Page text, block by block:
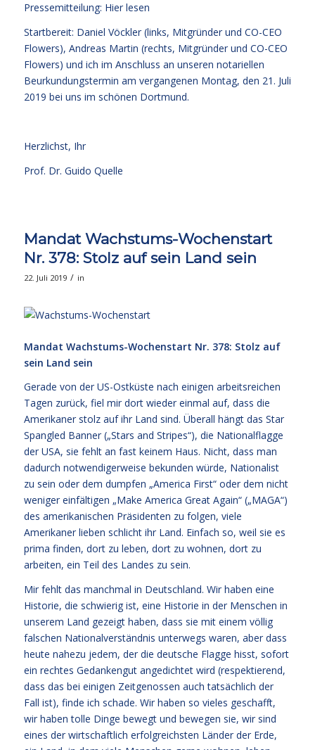
Pressemitteilung: Hier lesen
Startbereit: Daniel Vöckler (links, Mitgründer und CO-CEO
Flowers), Andreas Martin (rechts, Mitgründer und CO-CEO
Flowers) und ich im Anschluss an unseren notariellen
Beurkundungstermin am vergangenen Montag, den 21. Juli
2019 bei uns im schönen Dortmund.
Herzlichst, Ihr
Prof. Dr. Guido Quelle
Mandat Wachstums-Wochenstart
Nr. 378: Stolz auf sein Land sein
22. Juli 2019 / in
Mandat Wachstums-Wochenstart Nr. 378: Stolz auf
sein Land sein
Gerade von der US-Ostküste nach einigen arbeitsreichen
Tagen zurück, fiel mir dort wieder einmal auf, dass die
Amerikaner stolz auf ihr Land sind. Überall hängt das Star
Spangled Banner („Stars and Stripes“), die Nationalflagge
der USA, sie fehlt an fast keinem Haus. Nicht, dass man
dadurch notwendigerweise bekunden würde, Nationalist
zu sein oder dem dumpfen „America First“ oder dem nicht
weniger einfältigen „Make America Great Again“ („MAGA“)
des amerikanischen Präsidenten zu folgen, viele
Amerikaner lieben schlicht ihr Land. Einfach so, weil sie es
prima finden, dort zu leben, dort zu wohnen, dort zu
arbeiten, ein Teil des Landes zu sein.
Mir fehlt das manchmal in Deutschland. Wir haben eine
Historie, die schwierig ist, eine Historie in der Menschen in
unserem Land gezeigt haben, dass sie mit einem völlig
falschen Nationalverständnis unterwegs waren, aber dass
heute nahezu jedem, der die deutsche Flagge hisst, sofort
ein rechtes Gedankengut angedichtet wird (respektierend,
dass das bei einigen Zeitgenossen auch tatsächlich der
Fall ist), finde ich schade. Wir haben so vieles geschafft,
wir haben tolle Dinge bewegt und bewegen sie, wir sind
eines der wirtschaftlich erfolgreichsten Länder der Erde,